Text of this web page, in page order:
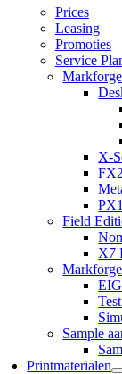
Prices
Leasing
Promoties
Service
X-
Field
X7
Sample
Printmaterialen